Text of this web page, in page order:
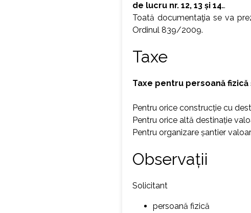
de lucru nr. 12, 13 și 14..
Toată documentaţia se va
Ordinul 839/2009.
Taxe
Taxe pentru persoană
Pentru orice construcție cu
Pentru orice altă destinație
Pentru organizare șantier
Observații
Solicitant
persoană fizică